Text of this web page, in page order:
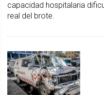
capacidad hospitalaria
real del brote.